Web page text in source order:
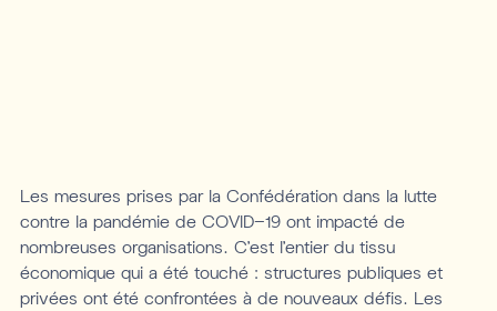
Les mesures prises par la Confédération dans la lutte
contre la pandémie de COVID-19 ont impacté de
nombreuses organisations. C’est l’entier du tissu
économique qui a été touché : structures publiques et
privées ont été confrontées à de nouveaux défis. Les